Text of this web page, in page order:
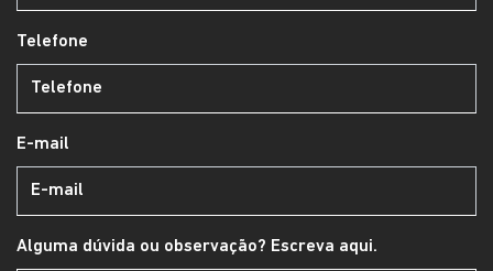
Telefone
E-mail
Alguma dúvida ou observação? Escreva aqui.